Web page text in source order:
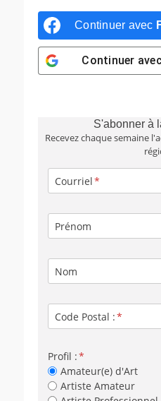
Continuer avec
Continuer avec
S'abonner à
Recevez chaque semaine
Courriel
Prénom
Nom
Code Postal :
Profil :
Amateur(e) d'Art
Artiste Amateur